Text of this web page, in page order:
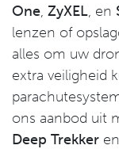
One, ZyXEL, en
lenzen of
alles om uw
extra veiligheid
ons aanbod uit
Deep Trekker en